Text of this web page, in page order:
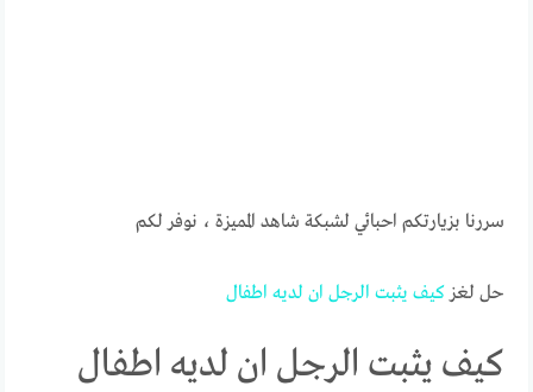
سررنا بزيارتكم احبائي لشبكة شاهد المميزة ، نوفر لكم
حل لغزكيف يثبت الرجل ان لديه اطفال
كيف يثبت الرجل ان لديه اطفال